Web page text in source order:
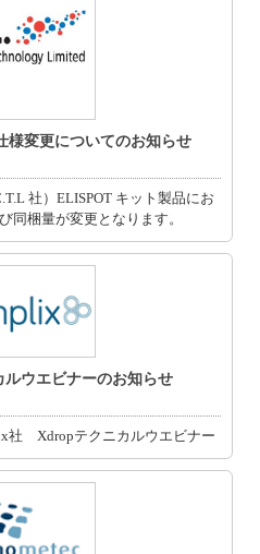
様変更についてのお知らせ
社）ELISPOT キット製品にお
同梱量が変更となります。
ウエビナーのお知らせ
社 Xdropテクニカルウエビナー